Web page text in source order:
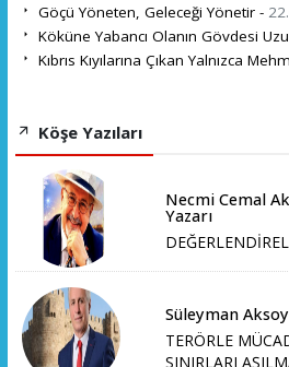
Göçü Yöneten, Geleceği Yönetir -
Köküne Yabancı Olanın Gövdesi
Kıbrıs Kıyılarına Çıkan Yalnızca
Köşe Yazıları
Necmi Cemal
Yazarı
Süleyman
TERÖRLE
SINIRLARI